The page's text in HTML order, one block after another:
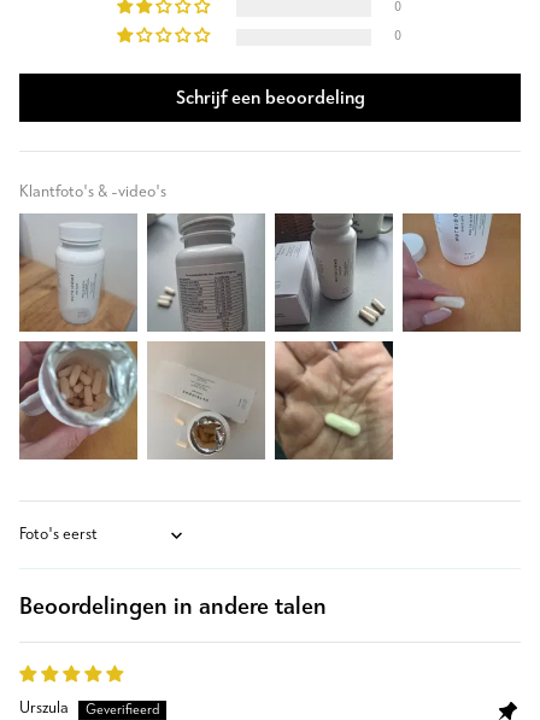
0
0
Schrijf een beoordeling
Klantfoto's & -video's
Sort by
Beoordelingen in andere talen
Urszula